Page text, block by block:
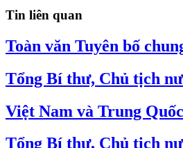
Tin liên quan
Toàn văn Tuyên bố
Tổng Bí thư, Chủ tịch
Việt Nam và Trung
Tổng Bí thư, Chủ tịch